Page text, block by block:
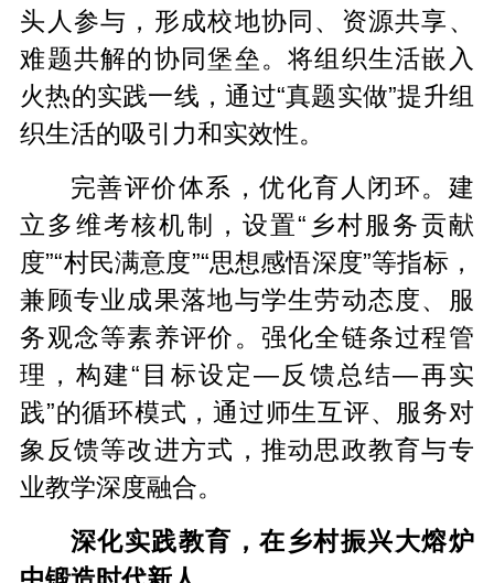
头人参与，形成校地协同、资源共享、
难题共解的协同堡垒。将组织生活嵌入
火热的实践一线，通过“真题实做”提升组
织生活的吸引力和实效性。
完善评价体系，优化育人闭环。建
立多维考核机制，设置“乡村服务贡献
度”“村民满意度”“思想感悟深度”等指标，
兼顾专业成果落地与学生劳动态度、服
务观念等素养评价。强化全链条过程管
理，构建“目标设定—反馈总结—再实
践”的循环模式，通过师生互评、服务对
象反馈等改进方式，推动思政教育与专
业教学深度融合。
深化实践教育，在乡村振兴大熔炉